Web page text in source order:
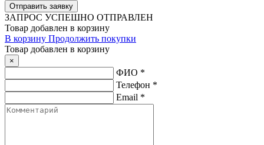
ЗАПРОС УСПЕШНО ОТПРАВЛЕН
Товар добавлен в корзину
В корзину Продолжить покупки
Товар добавлен в корзину
×
ФИО *
Телефон *
Email *